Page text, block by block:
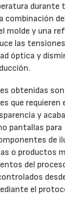
durante
combinación
molde y una
las
óptica y
obtenidas
que requieren
y
pantallas para
de
o productos
del
el